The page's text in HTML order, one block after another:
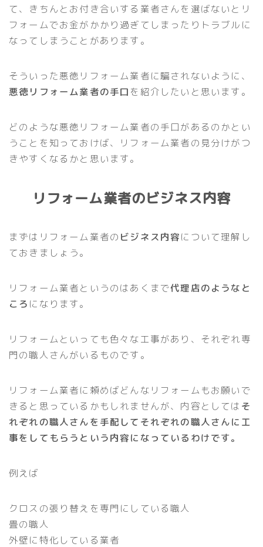
て、きちんとお付き合いする業者さんを選ばないとリ
フォームでお金がかかり過ぎてしまったりトラブルに
なってしまうことがあります。
そういった悪徳リフォーム業者に騙されないように、
悪徳リフォーム業者の手口 を紹介したいと思います。
どのような悪徳リフォーム業者の手口があるのかとい
うことを知っておけば、リフォーム業者の見分けがつ
きやすくなるかと思います。
リフォーム業者のビジネス内容
まずはリフォーム業者の ビジネス内容について理解し
ておきましょう。
リフォーム業者というのはあくまで代理店のようなと
ころ になります。
リフォームといっても色々な工事があり、それぞれ専
門の職人さんがいるものです。
リフォーム業者に頼めばどんなリフォームもお願いで
きると思っているかもしれませんが、内容としては そ
れぞれの職人さんを手配してそれぞれの職人さんに工
事をしてもらうという内容になっているわけです。
例えば
クロスの張り替えを専門にしている職人
畳の職人
外壁に特化している業者